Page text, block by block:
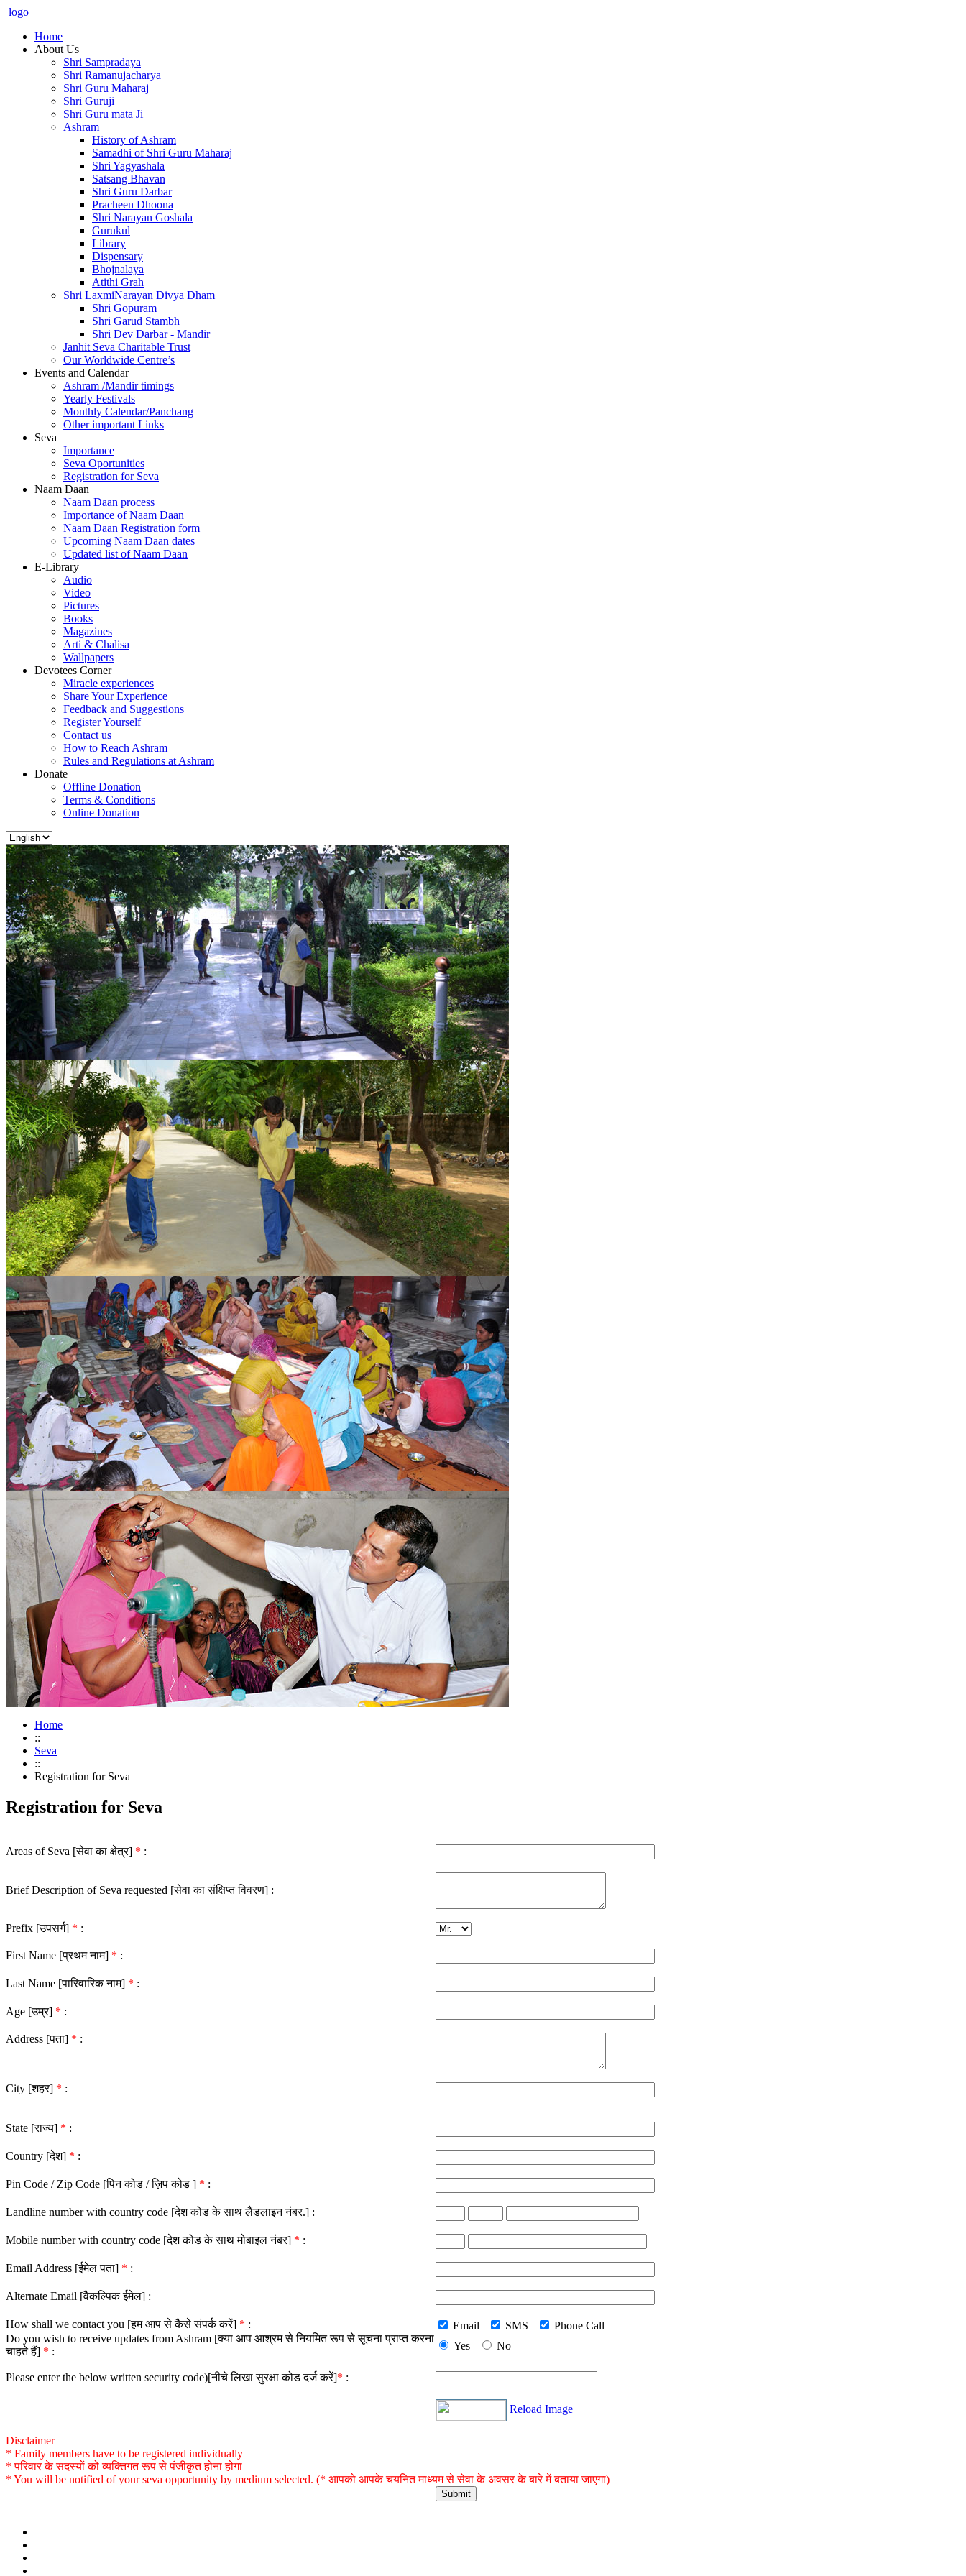
logo
Home
About Us
Shri Sampradaya
Shri Ramanujacharya
Shri Guru Maharaj
Shri Guruji
Shri Guru mata Ji
Ashram
History of Ashram
Samadhi of Shri Guru Maharaj
Shri Yagyashala
Satsang Bhavan
Shri Guru Darbar
Pracheen Dhoona
Shri Narayan Goshala
Gurukul
Library
Dispensary
Bhojnalaya
Atithi Grah
Shri LaxmiNarayan Divya Dham
Shri Gopuram
Shri Garud Stambh
Shri Dev Darbar - Mandir
Janhit Seva Charitable Trust
Our Worldwide Centre’s
Events and Calendar
Ashram /Mandir timings
Yearly Festivals
Monthly Calendar/Panchang
Other important Links
Seva
Importance
Seva Oportunities
Registration for Seva
Naam Daan
Naam Daan process
Importance of Naam Daan
Naam Daan Registration form
Upcoming Naam Daan dates
Updated list of Naam Daan
E-Library
Audio
Video
Pictures
Books
Magazines
Arti & Chalisa
Wallpapers
Devotees Corner
Miracle experiences
Share Your Experience
Feedback and Suggestions
Register Yourself
Contact us
How to Reach Ashram
Rules and Regulations at Ashram
Donate
Offline Donation
Terms & Conditions
Online Donation
Home
::
Seva
::
Registration for Seva
Registration for Seva
Areas of Seva [सेवा का क्षेत्र] * :
Brief Description of Seva requested [सेवा का संक्षिप्त विवरण] :
Prefix [उपसर्ग] * :
First Name [प्रथम नाम] * :
Last Name [पारिवारिक नाम] * :
Age [उम्र] * :
Address [पता] * :
City [शहर] * :
State [राज्य] * :
Country [देश] * :
Pin Code / Zip Code [पिन कोड / ज़िप कोड ] * :
Landline number with country code [देश कोड के साथ लैंडलाइन नंबर.] :
Mobile number with country code [देश कोड के साथ मोबाइल नंबर] * :
Email Address [ईमेल पता] * :
Alternate Email [वैकल्पिक ईमेल] :
How shall we contact you [हम आप से कैसे संपर्क करें] * : Email SMS
Phone Call
Do you wish to receive updates from Ashram [क्या आप आश्रम से नियमित रूप से सूचना प्राप्त करना
चाहते हैं] * : Yes No
Please enter the below written security code)[नीचे लिखा सुरक्षा कोड दर्ज करें]* :
Reload Image
Disclaimer
* Family members have to be registered individually
* परिवार के सदस्यों को व्यक्तिगत रूप से पंजीकृत होना होगा
* You will be notified of your seva opportunity by medium selected. (* आपको आपके चयनित माध्यम से सेवा के अवसर के बारे में बताया जाएगा)